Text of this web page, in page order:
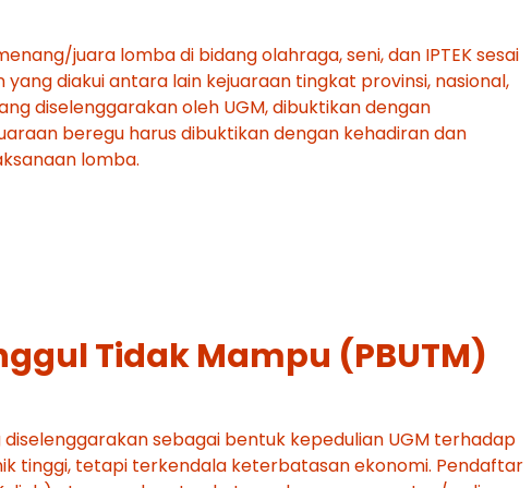
juara lomba di bidang olahraga, seni, dan IPTEK sesai
diakui antara lain kejuaraan tingkat provinsi, nasional,
diselenggarakan oleh UGM, dibuktikan dengan
beregu harus dibuktikan dengan kehadiran dan
lomba.
Tidak Mampu (PBUTM)
sebagai bentuk kepedulian UGM terhadap
tinggi, tetapi terkendala keterbatasan ekonomi. Pendaftar